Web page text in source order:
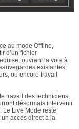
au mode Offline,
d’un fichier
ouvrant la voie à
existantes,
ou encore travail
travail des techniciens,
désormais intervenir
Le Live Mode reste
accès direct à la